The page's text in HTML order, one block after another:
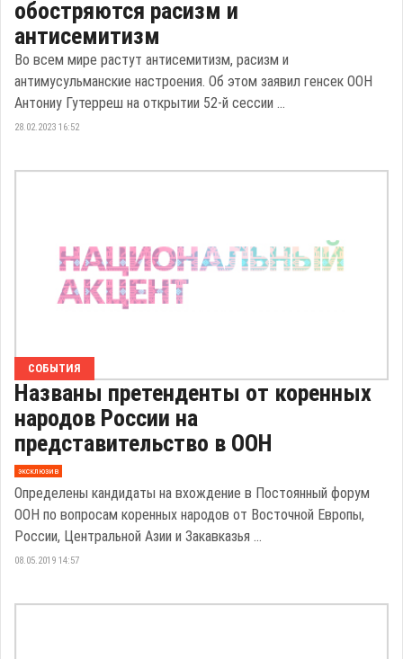
обостряются расизм и
антисемитизм
Во всем мире растут антисемитизм, расизм и
антимусульманские настроения. Об этом заявил генсек ООН
Антониу Гутерреш на открытии 52-й сессии ...
28.02.2023 16:52
СОБЫТИЯ
Названы претенденты от коренных
народов России на
представительство в ООН
эксклюзив
Определены кандидаты на вхождение в Постоянный форум
ООН по вопросам коренных народов от Восточной Европы,
России, Центральной Азии и Закавказья ...
08.05.2019 14:57